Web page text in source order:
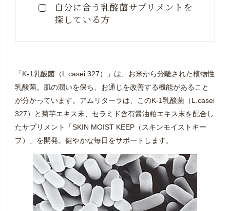
※定期便の配送完了後に「定期便ご購入」に応じたポイ
イントをご利用できるのは、定期便以外のご注文時と
自分に合う乳酸菌サプリメントを
探している方
「K-1乳酸菌（L.casei 327）」は、お米から分離された植物性
乳酸菌。肌の潤いを保ち、お通じを改善する機能があること
が分かっています。アムリターラは、このK-1乳酸菌（L.casei
327）と菊芋エキス末、セラミド含有醤油粕エキス末を配合し
たサプリメント「SKIN MOIST KEEP（スキンモイストキー
プ）」を開発。健やかな毎日をサポートします。